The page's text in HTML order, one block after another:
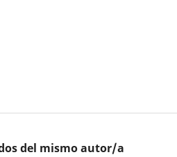
del mismo autor/a